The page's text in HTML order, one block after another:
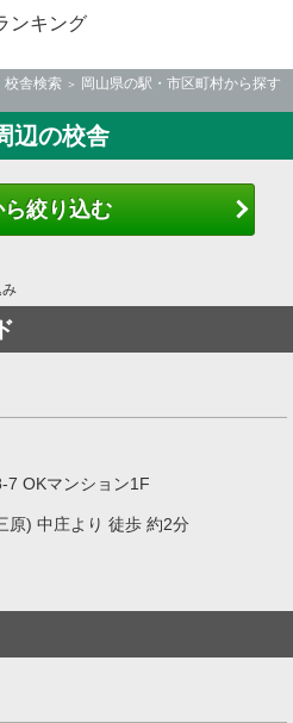
ンキング
校舎検索
岡山県の駅・市区町村から探す
辺の校舎
ら絞り込む
7 OKマンション1F
原) 中庄より 徒歩 約2分